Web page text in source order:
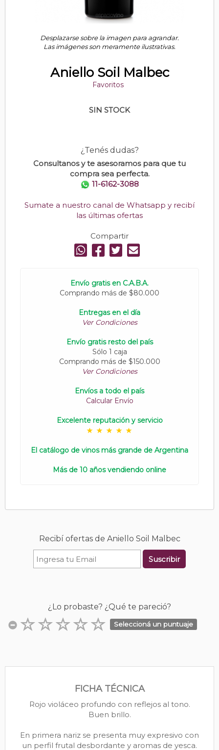
Desplazarse sobre la imagen para agrandar.
Las imágenes son meramente ilustrativas.
Aniello Soil Malbec
Favoritos
SIN STOCK
¿Tenés dudas?
Consultanos y te asesoramos para que tu
compra sea perfecta.
11-6162-3088
Sumate a nuestro canal de Whatsapp y recibí
las últimas ofertas
Compartir
Envío gratis en C.A.B.A.
Comprando más de $80.000
Entregas en el día
Ver Condiciones
Envío gratis resto del país
Sólo 1 caja
Comprando más de $150.000
Ver Condiciones
Envíos a todo el país
Calcular Envío
Excelente reputación y servicio
El catálogo de vinos más grande de Argentina
Más de 10 años vendiendo online
Recibí ofertas de Aniello Soil Malbec
Suscribir
¿Lo probaste? ¿Qué te pareció?
Seleccioná un puntuaje
FICHA TÉCNICA
Rojo violáceo profundo con reflejos al tono.
Buen brillo.
En primera nariz se presenta muy expresivo con
un perfil frutal desbordante y aromas de yesca.